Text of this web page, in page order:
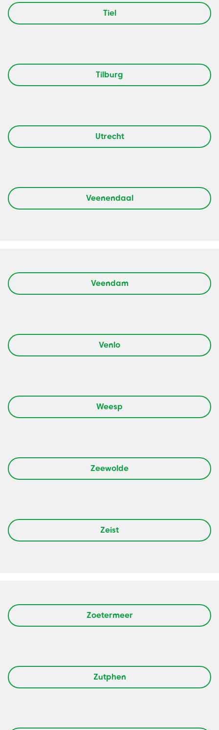
Tiel
Tilburg
Utrecht
Veenendaal
Veendam
Venlo
Weesp
Zeewolde
Zeist
Zoetermeer
Zutphen